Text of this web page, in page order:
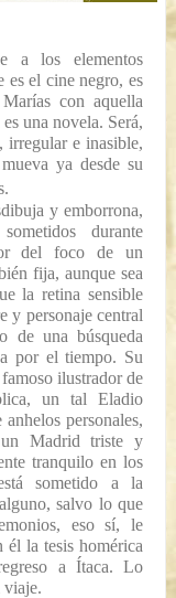
a los elementos
es el cine negro, es
con aquella
una novela. Será,
irregular e inasible,
ya desde su
.
y emborrona,
durante
del foco de un
fija, aunque sea
la retina sensible
y personaje central
de una búsqueda
por el tiempo. Su
ilustrador de
un tal Eladio
personales,
un Madrid triste y
tranquilo en los
sometido a la
salvo lo que
eso sí, le
él la tesis homérica
a Ítaca. Lo
viaje.